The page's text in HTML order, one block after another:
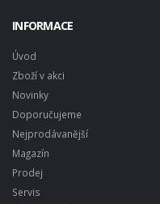
INFORMACE
Úvod
Zboží v akci
Novinky
Doporučujeme
Nejprodávanější
Magazín
Prodej
Servis